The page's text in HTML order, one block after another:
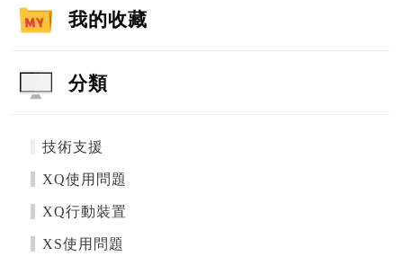
我的收藏
分類
技術支援
XQ使用問題
XQ行動裝置
XS使用問題